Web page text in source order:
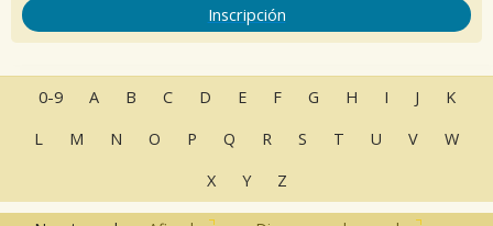
Inscripción
0-9 A B C D E F G H I J
K
L
M N O P Q R S T U V
W
X
Y Z